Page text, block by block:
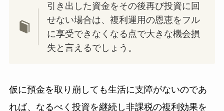
引き出した資金をその後再び投資に回
せない場合は、複利運用の恩恵をフル
に享受できなくなる点で大きな機会損
失と言えるでしょう。
仮に預金を取り崩しても生活に支障がないのであ
れば、なるべく投資を継続し非課税の複利効果を